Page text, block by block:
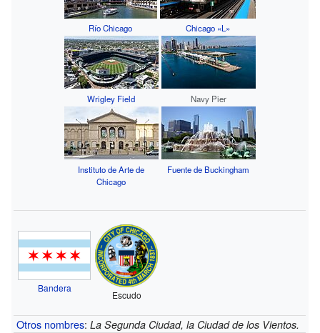
Río Chicago Chicago «L»
Wrigley Field Navy Pier
Instituto de Arte de
Chicago
Fuente de Buckingham
Bandera
Escudo
Otros nombres: La Segunda Ciudad, la Ciudad de los Vientos.